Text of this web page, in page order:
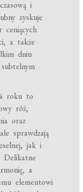
i
zyskuje
ceniących
a także
dniu
roku to
róż,
oraz
sprawdzają
jak i
Delikatne
a
elementowi